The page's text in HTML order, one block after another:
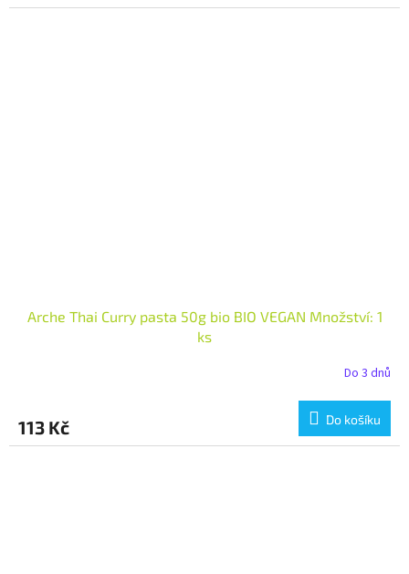
Arche Thai Curry pasta 50g bio BIO VEGAN Množství: 1
ks
Do 3 dnů
113 Kč Do košíku